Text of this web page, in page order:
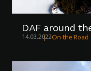
DAF around
14.03.2022On the Road